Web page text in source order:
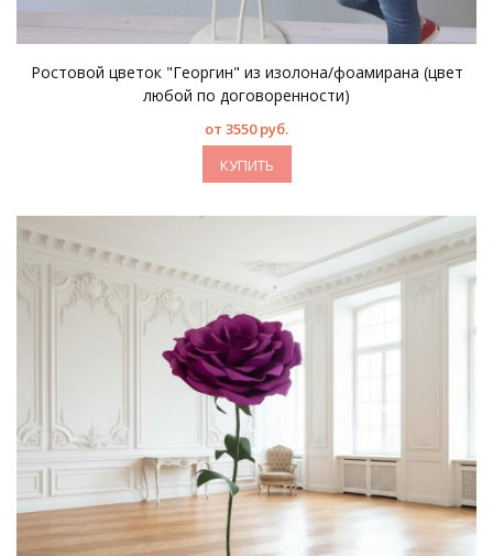
Ростовой цветок "Георгин" из изолона/фоамирана (цвет
любой по договоренности)
от 3550 руб.
КУПИТЬ